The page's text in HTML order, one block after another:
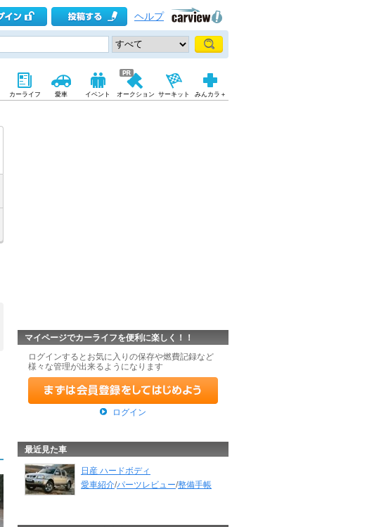
ヘルプ
カーライフ 愛車 イベント オークション サーキット みんカラ＋
マイページでカーライフを便利に楽しく！！
ログインするとお気に入りの保存や燃費記録など
様々な管理が出来るようになります
ログイン
最近見た車
日産 ハードボディ
愛車紹介/パーツレビュー/整備手帳